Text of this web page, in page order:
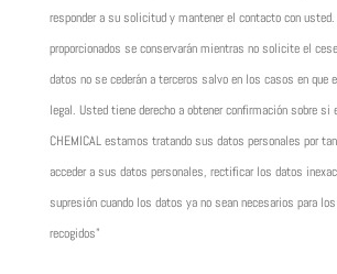
responder a su solicitud y mantener el contacto con
proporcionados se conservarán mientras no solicite el
datos no se cederán a terceros salvo en los casos en que
legal. Usted tiene derecho a obtener confirmación sobre si
CHEMICAL estamos tratando sus datos personales por
acceder a sus datos personales, rectificar los datos
supresión cuando los datos ya no sean necesarios para
recogidos”